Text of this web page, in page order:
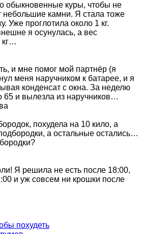
обыкновенные куры, чтобы не
небольшие камни. Я стала тоже
Уже проглотила около 1 кг.
я осунулась, а вес
кг…
и мне помог мой партнёр (я
меня наручником к батарее, и я
конденсат с окна. За неделю
65 и вылезла из наручников…
похудела на 10 кило, а
а остальные остались…
Я решила не есть после 18:00,
и уж совсем ни крошки после
похудеть